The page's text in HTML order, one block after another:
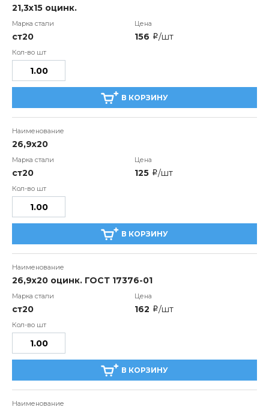
21,3x15 оцинк.
ст20 156 i/шт
В КОРЗИНУ
26,9x20
ст20 125 i/шт
В КОРЗИНУ
26,9x20 оцинк. ГОСТ 17376-01
ст20 162 i/шт
В КОРЗИНУ